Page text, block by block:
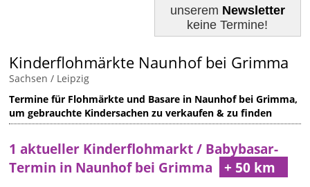
unserem Newsletter
keine Termine!
Kinderflohmärkte Naunhof bei Grimma
Sachsen / Leipzig
Termine für Flohmärkte und Basare in Naunhof bei Grimma,
um gebrauchte Kindersachen zu verkaufen & zu finden
1 aktueller Kinderflohmarkt / Babybasar-
Termin in Naunhof bei Grimma